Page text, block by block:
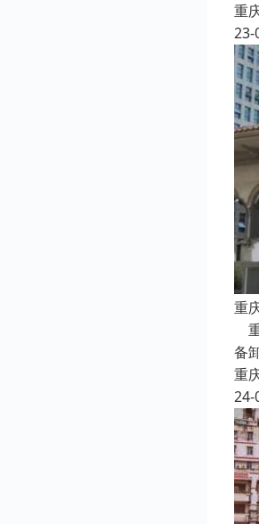
重
23-
重
备
重
24-